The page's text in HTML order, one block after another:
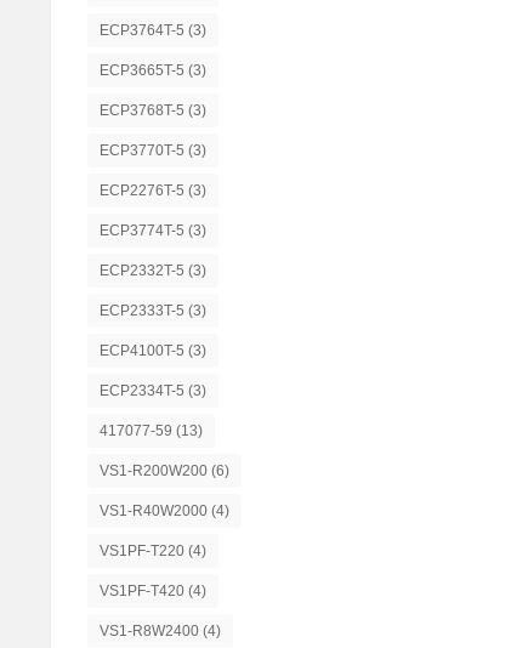
ECP3764T-5 (3)
ECP3665T-5 (3)
ECP3768T-5 (3)
ECP3770T-5 (3)
ECP2276T-5 (3)
ECP3774T-5 (3)
ECP2332T-5 (3)
ECP2333T-5 (3)
ECP4100T-5 (3)
ECP2334T-5 (3)
417077-59 (13)
VS1-R200W200 (6)
VS1-R40W2000 (4)
VS1PF-T220 (4)
VS1PF-T420 (4)
VS1-R8W2400 (4)